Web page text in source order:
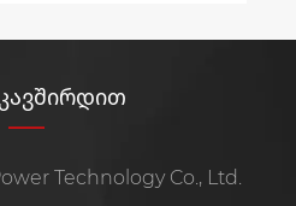
Technology Co., Ltd.